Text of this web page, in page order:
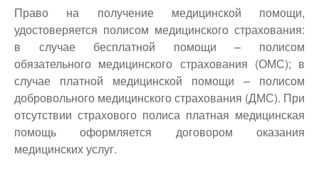
Право на получение медицинской помощи,
удостоверяется полисом медицинского страхования:
в случае бесплатной помощи – полисом
обязательного медицинского страхования (ОМС); в
случае платной медицинской помощи – полисом
добровольного медицинского страхования (ДМС). При
отсутствии страхового полиса платная медицинская
помощь оформляется договором оказания
медицинских услуг.